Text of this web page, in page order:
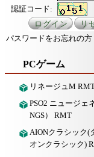
認証コード:
パスワードをお忘れの方
PCゲーム
リネージュM
PSO2 ニュージェ
NGS） RMT
AIONクラシック(
オンクラシック)